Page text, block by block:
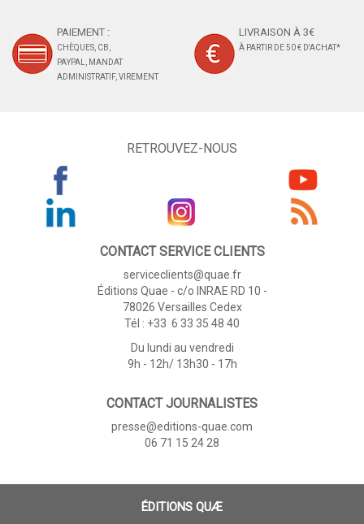
PAIEMENT :
CHÈQUES, CB,
PAYPAL, MANDAT
ADMINISTRATIF, VIREMENT
LIVRAISON À 3€
À PARTIR DE 50 € D'ACHAT*
RETROUVEZ-NOUS
CONTACT SERVICE CLIENTS
serviceclients@quae.fr
Éditions Quae - c/o INRAE RD 10 -
78026 Versailles Cedex
Tél : +33 6 33 35 48 40
Du lundi au vendredi
9h - 12h/ 13h30 - 17h
CONTACT JOURNALISTES
presse@editions-quae.com
06 71 15 24 28
ÉDITIONS QUÆ